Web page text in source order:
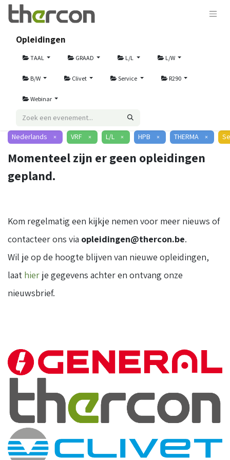
Opleidingen
TAAL GRAAD L/L L/W
B/W Clivet Service R290
Webinar
Nederlands × VRF × L/L × HPB × THERMA ×
Momenteel zijn er geen opleidingen
gepland.
Kom regelmatig een kijkje nemen voor meer nieuws of
contacteer ons via opleidingen@thercon.be.
Wil je op de hoogte blijven van nieuwe opleidingen,
laat hier je gegevens achter en ontvang onze
nieuwsbrief.